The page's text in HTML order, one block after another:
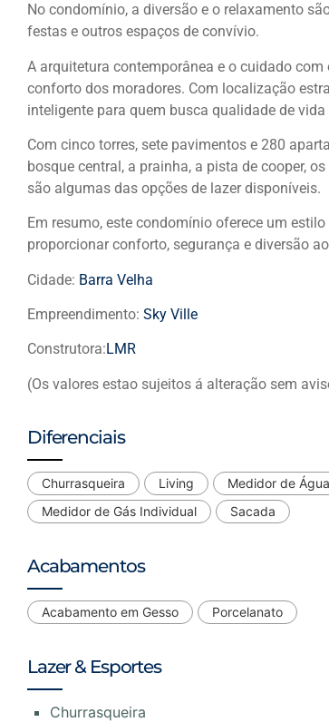
No condomínio, a diversão e o relaxamento
festas e outros espaços de convívio.
A arquitetura contemporânea e o cuidado
conforto dos moradores. Com localização
inteligente para quem busca qualidade de
Com cinco torres, sete pavimentos e 280
bosque central, a prainha, a pista de cooper,
são algumas das opções de lazer disponíveis.
Em resumo, este condomínio oferece um
proporcionar conforto, segurança e diversão
Cidade: Barra Velha
Empreendimento: Sky Ville
Construtora:LMR
(Os valores estao sujeitos á alteração sem
Diferenciais
Churrasqueira Living Medidor de
Medidor de Gás Individual
Sacada
Acabamentos
Acabamento em Gesso Porcelanato
Lazer & Esportes
Churrasqueira